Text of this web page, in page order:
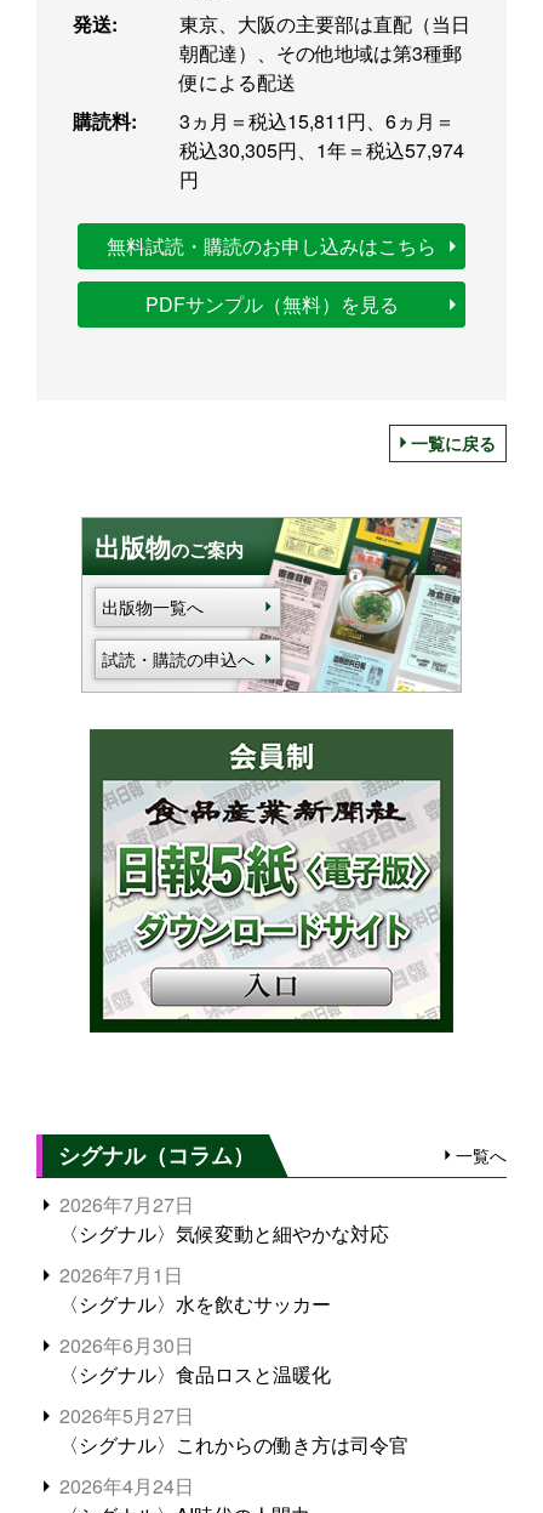
発送:
東京、大阪の主要部は直配（当日
朝配達）、その他地域は第3種郵
便による配送
購読料:
3ヵ月＝税込15,811円、6ヵ月＝
税込30,305円、1年＝税込57,974
円
無料試読・購読のお申し込みはこちら
PDFサンプル（無料）を見る
一覧に戻る
出版物のご案内
出版物一覧へ
試読・購読の申込へ
シグナル（コラム） 一覧へ
2026年7月27日
〈シグナル〉気候変動と細やかな対応
2026年7月1日
〈シグナル〉水を飲むサッカー
2026年6月30日
〈シグナル〉食品ロスと温暖化
2026年5月27日
〈シグナル〉これからの働き方は司令官
2026年4月24日